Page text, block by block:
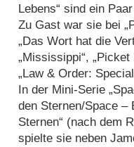
Lebens“ sind ein
Zu Gast war sie bei
„Das Wort hat die
„Mississippi“,
„Law & Order:
In der Mini-Serie
den Sternen/Space –
Sternen“ (nach dem
spielte sie neben